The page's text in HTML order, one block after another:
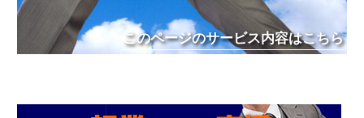
このページのサービス内容はこちら
スを行います。